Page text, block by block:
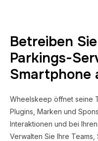
Betreiben
Parkings-
Smartphone
Wheelskeep öffnet seine
Plugins, Marken und
Interaktionen und bei
Verwalten Sie Ihre